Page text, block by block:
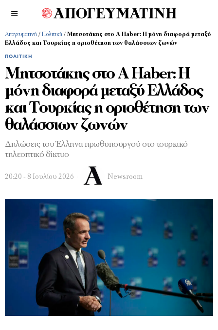
Απογευματινή / Πολιτική / Μητσοτάκης στο A Haber: Η μόνη διαφορά μεταξύ
Ελλάδος και Τουρκίας η οριοθέτηση των θαλάσσιων ζωνών
ΠΟΛΙΤΙΚΉ
Μητσοτάκης στο A Haber: Η
μόνη διαφορά μεταξύ Ελλάδος
και Τουρκίας η οριοθέτηση των
θαλάσσιων ζωνών
Δηλώσεις του Έλληνα πρωθυπουργού στο τουρκικό
τηλεοπτικό δίκτυο
20:20 - 8 Ιουλίου 2026 Newsroom